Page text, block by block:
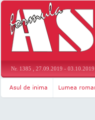
Nr. 1385 , 27.09.2019 - 03.10.2019
Asul de inima Lumea